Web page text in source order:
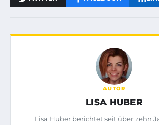
AUTOR
LISA HUBER
Lisa Huber berichtet seit über zehn